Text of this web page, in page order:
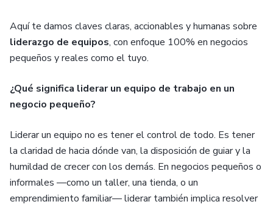
Aquí te damos claves claras, accionables y humanas sobre
liderazgo de equipos, con enfoque 100% en negocios
pequeños y reales como el tuyo.
¿Qué significa liderar un equipo de trabajo en un
negocio pequeño?
Liderar un equipo no es tener el control de todo. Es tener
la claridad de hacia dónde van, la disposición de guiar y la
humildad de crecer con los demás. En negocios pequeños o
informales —como un taller, una tienda, o un
emprendimiento familiar— liderar también implica resolver